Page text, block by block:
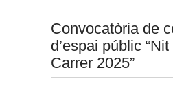
Convocatòria de
d’espai públic “Nit
Carrer 2025”